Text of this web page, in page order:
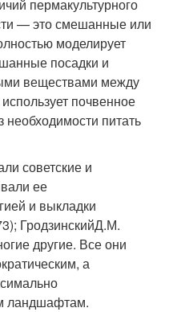
пермакультурного
— это смешанные или
моделирует
посадки и
веществами между
почвенное
питать
советские и
ее
и выкладки
ГродзинскийД.М.
другие. Все они
а
ландшафтам.